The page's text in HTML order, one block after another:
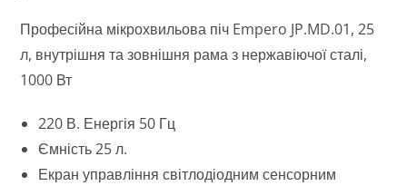
Професійна мікрохвильова піч Empero JP.MD.01, 25
л, внутрішня та зовнішня рама з нержавіючої сталі,
1000 Вт
220 В. Енергія 50 Гц
Ємність 25 л.
Екран управління світлодіодним сенсорним